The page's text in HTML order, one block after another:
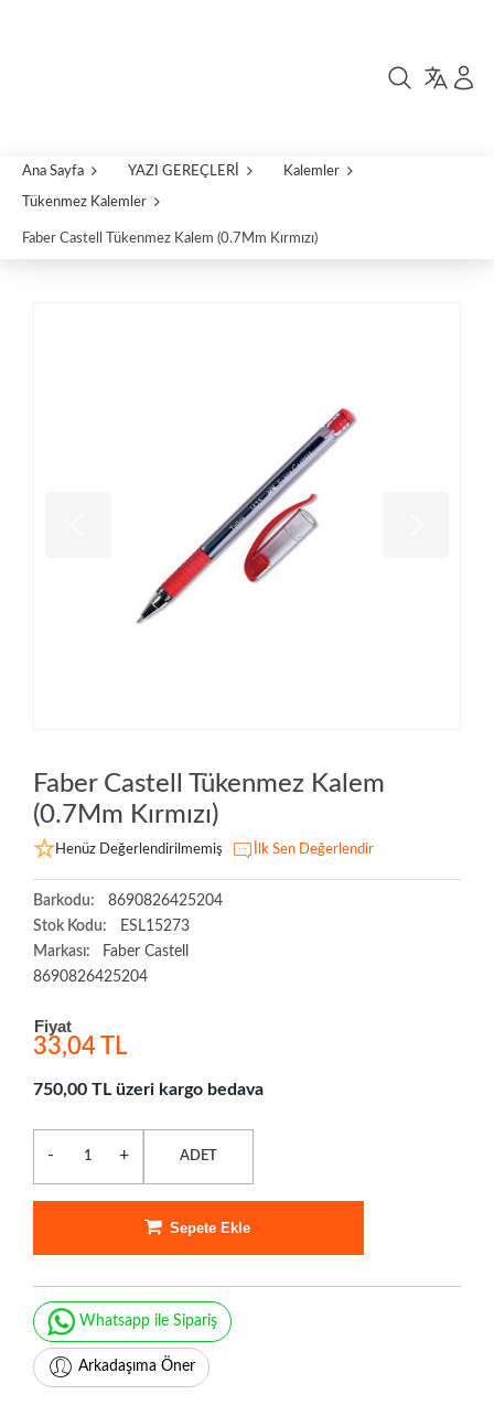
Ana Sayfa YAZI GEREÇLERİ Kalemler
Tükenmez Kalemler
Faber Castell Tükenmez Kalem (0.7Mm Kırmızı)
Faber Castell Tükenmez Kalem
(0.7Mm Kırmızı)
Henüz Değerlendirilmemiş İlk Sen Değerlendir
Barkodu:
8690826425204
Stok Kodu:
ESL15273
Markası:
Faber Castell
8690826425204
Fiyat
33,04 TL
750,00 TL üzeri kargo bedava
- + ADET
Sepete Ekle
Whatsapp ile Sipariş
Arkadaşıma Öner